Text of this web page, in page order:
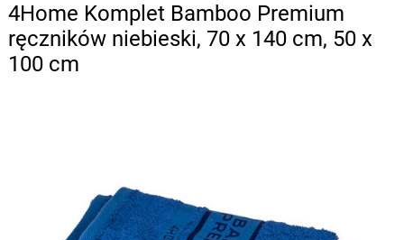
4Home Komplet Bamboo Premium
ręczników niebieski, 70 x 140 cm, 50 x
100 cm